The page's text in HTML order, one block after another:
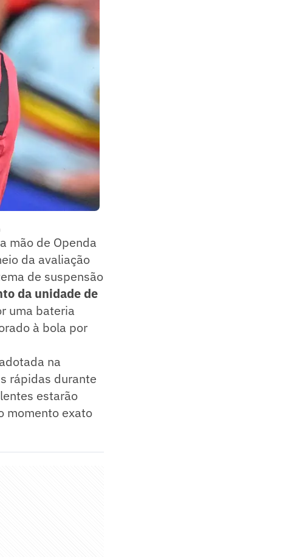
mão de Openda
da avaliação
de suspensão
da unidade de
uma bateria
à bola por
na
rápidas durante
estarão
momento exato